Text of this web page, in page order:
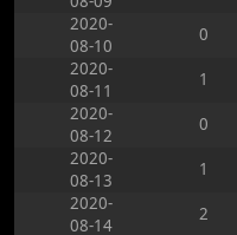
2020-
08-10
0
2020-
08-11
1
2020-
08-12
0
2020-
08-13
1
2020-
08-14
2